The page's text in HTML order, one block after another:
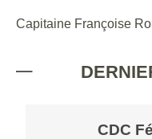
Capitaine Françoise
CDC